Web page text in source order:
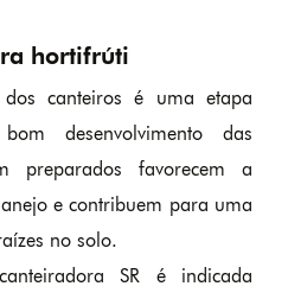
hortifrúti
canteiros é uma etapa
desenvolvimento das
preparados favorecem a
e contribuem para uma
no solo.
SR é indicada